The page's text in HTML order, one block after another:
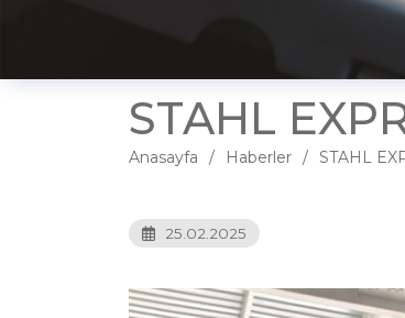
STAHL
Anasayfa Haberler STAHL
25.02.2025